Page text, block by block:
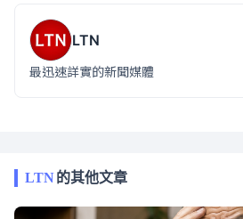
LTN
最迅速詳實的新聞媒體
LTN的其他文章